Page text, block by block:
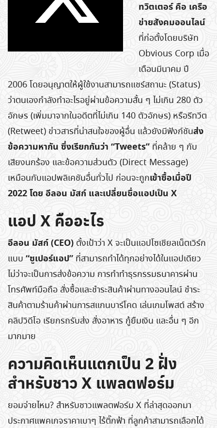
ทวิตเตอร์ คือ เครือ
ข่ายสังคมออนไลน์
ที่ก่อตั้งโดยบริษัท
Obvious Corp เมื่อ
เดือนมีนาคม ปี
2006 โดยอนุญาตให้ผู้ใช้งานสามารถแชร์สถานะ (Status)
ว่าตนเองกำลังทำอะไรอยู่ผ่านข้อความสั้น ๆ ไม่เกิน 280 ตัว
อักษร (เพิ่มมาจากในอดีตที่ไม่เกิน 140 ตัวอักษร) หรือรีทวีต
(Retweet) ข่าวสารที่น่าสนใจของผู้อื่น แล้วยังมีฟังก์ชันส่ง
ข้อความหากัน ซึ่งเรียกกันว่า “Tweets” ที่คล้าย ๆ กับ
เสียงนกร้อง และข้อความส่วนตัว (Direct Message)
เหมือนกับแอปพลิเคชันอื่นทั่วไป ก่อนจะถูกเข้าซื้อเมื่อปี
2022 โดย อีลอน มัสก์ และเปลี่ยนชื่อแอปเป็น X
แอป X คืออะไร
อีลอน มัสก์ (CEO) ตั้งเป้าว่า X จะเป็นแอปโซเชียลเน็ตเวิร์ก
แบบ “ซูเปอร์แอป” ที่สามารถทำได้ทุกอย่างได้ในแอปเดียว
ไม่ว่าจะเป็นการส่งข้อความ การทำทำธุรกรรมธนาคารผ่าน
โทรศัพท์มือถือ สั่งซื้อและชำระสินค้าผ่านทางออนไลน์ ชำระ
สินค้าตามร้านค้าผ่านการสแกนบาร์โคด เล่นเกมโพสต์ สร้าง
คลิปวิดีโอ เรียกรถรับส่ง สั่งอาหาร กู้ยืมเงิน และอื่น ๆ อีก
มากมาย
ความคิดเห็นแตกเป็น 2 ฝั่ง
สำหรับชาว X แพลตฟอร์ม
ยอมจ่ายไหม? สำหรับชาวแพลตฟอร์ม X ที่ล่าสุดออกมา
ประกาศแพคเกจราคาเบาๆ ไร้ติ๊กฟ้า ที่ลูกค้าสามารถเลือกได้